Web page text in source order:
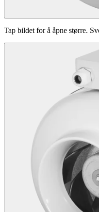
Tap bildet for å åpne større.